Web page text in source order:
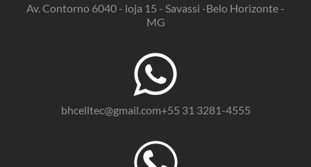
Av. Contorno 6040 - loja 15 - Savassi -Belo Horizonte -
MG
bhcelltec@gmail.com+55 31 3281-4555